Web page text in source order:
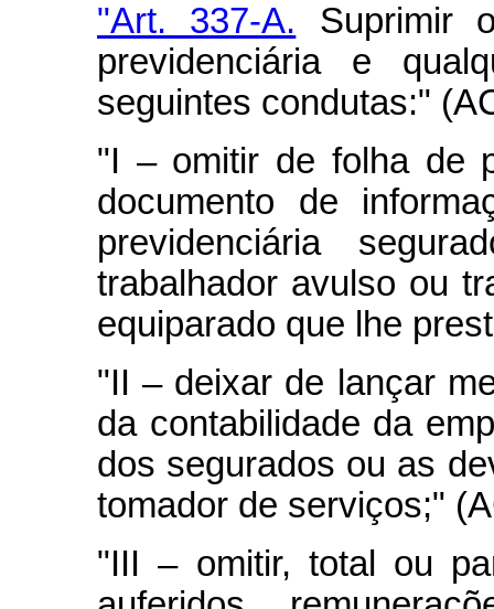
"Art. 337-A. Suprimir
previdenciária e
seguintes condutas:"
"I – omitir de folha de
documento de
previdenciária
trabalhador avulso ou
equiparado que lhe
"II – deixar de lançar
da contabilidade da
dos segurados ou as
tomador de serviços;"
"III – omitir, total ou